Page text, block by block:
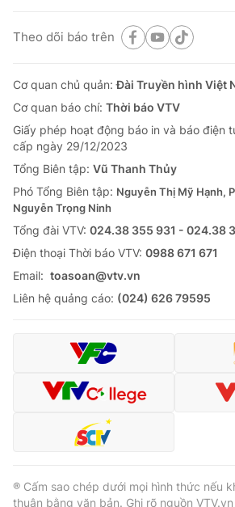
Theo dõi báo trên
Cơ quan chủ quản:Đài Truyền hình Việt
Cơ quan báo chí: Thời báo VTV
Giấy phép hoạt động báo in và báo điện
cấp ngày 29/12/2023
Tổng Biên tập: Vũ Thanh Thủy
Phó Tổng Biên tập: Nguyễn Thị Mỹ Hạnh,
Nguyễn Trọng Ninh
Tổng đài VTV: 024.38 355 931 - 024.38
Ðiện thoại Thời báo VTV: 0988 671 671
Email: toasoan@vtv.vn
Liên hệ quảng cáo: (024) 626 79595
® Cấm sao chép dưới mọi hình thức nếu
thuận bằng văn bản. Ghi rõ nguồn